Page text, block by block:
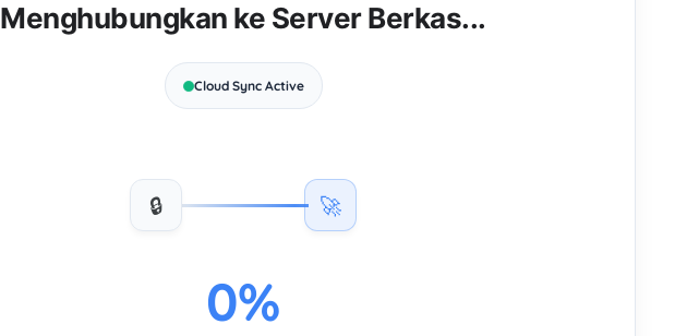
Menghubungkan ke Server Berkas...
Cloud Sync Active
🔒 🚀
0%